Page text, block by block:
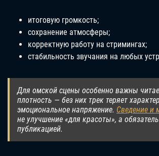
итоговую громкость;
сохранение атмосферы;
корректную работу на стримингах;
стабильность звучания на любых
Для омской сцены особенно важны
плотность — без них трек теряет
эмоциональное напряжение. Сведение и
не улучшение «для красоты», а
публикацией.